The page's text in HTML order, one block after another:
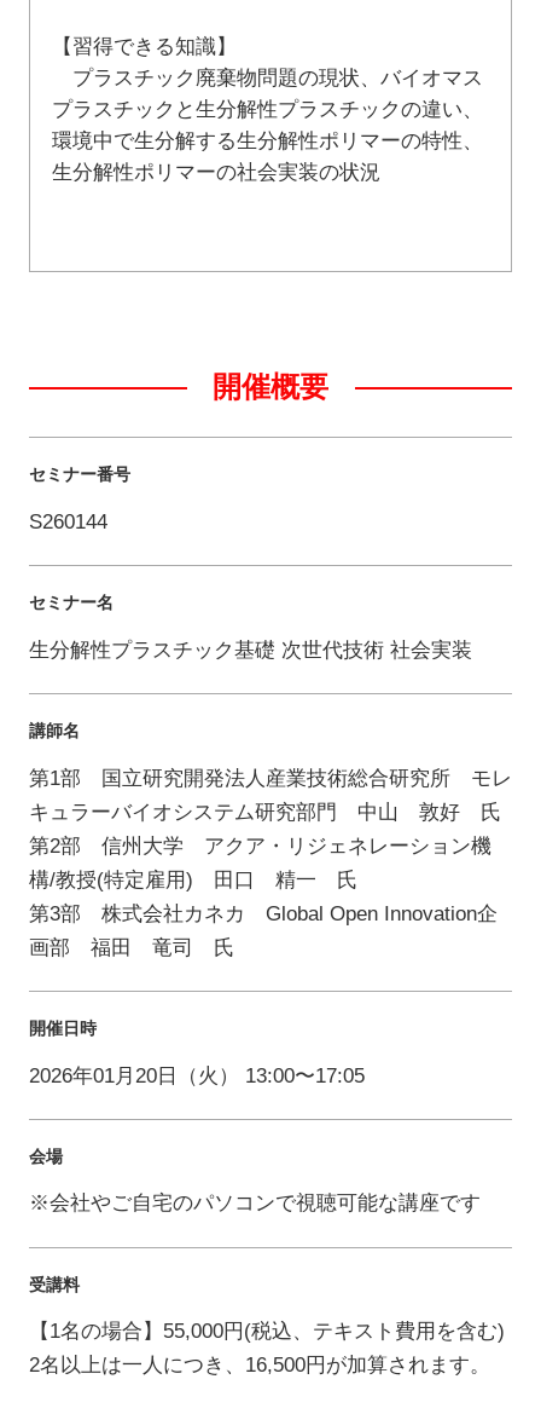
【習得できる知識】
プラスチック廃棄物問題の現状、バイオマス
プラスチックと生分解性プラスチックの違い、
環境中で生分解する生分解性ポリマーの特性、
生分解性ポリマーの社会実装の状況
開催概要
セミナー番号
S260144
セミナー名
生分解性プラスチック基礎 次世代技術 社会実装
講師名
第1部 国立研究開発法人産業技術総合研究所 モレ
キュラーバイオシステム研究部門 中山 敦好 氏
第2部 信州大学 アクア・リジェネレーション機
構/教授(特定雇用) 田口 精一 氏
第3部 株式会社カネカ Global Open Innovation企
画部 福田 竜司 氏
開催日時
2026年01月20日（火） 13:00〜17:05
会場
※会社やご自宅のパソコンで視聴可能な講座です
受講料
【1名の場合】55,000円(税込、テキスト費用を含む)
2名以上は一人につき、16,500円が加算されます。